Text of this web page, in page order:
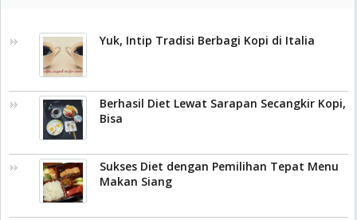
Yuk, Intip Tradisi Berbagi Kopi di Italia
Berhasil Diet Lewat Sarapan Secangkir Kopi,
Bisa
Sukses Diet dengan Pemilihan Tepat Menu
Makan Siang